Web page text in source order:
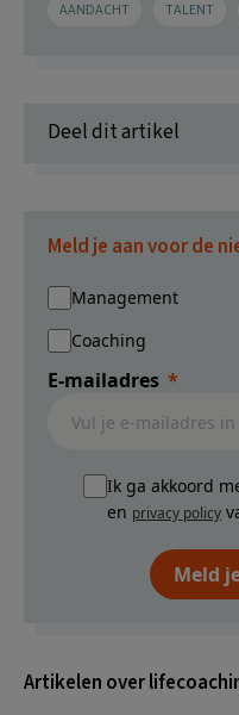
AANDACHT TALENT
Deel dit artikel
Meld je aan voor de
Management
Coaching
E-mailadres
Ik ga akkoord
en privacy policy
Meld
Artikelen over